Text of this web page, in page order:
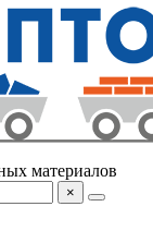
материалов
×